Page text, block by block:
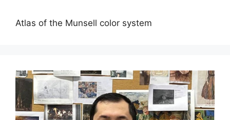
Atlas of the Munsell color system